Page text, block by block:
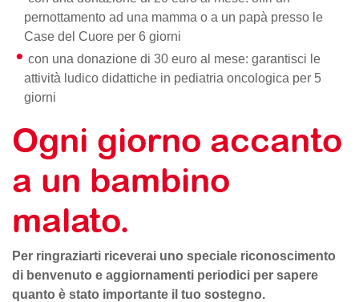
pernottamento ad una mamma o a un papà presso le
Case del Cuore per 6 giorni
con una donazione di 30 euro al mese: garantisci le
attività ludico didattiche in pediatria oncologica per 5
giorni
Ogni giorno accanto
a un bambino
malato.
Per ringraziarti riceverai uno speciale riconoscimento
di benvenuto e aggiornamenti periodici per sapere
quanto è stato importante il tuo sostegno.